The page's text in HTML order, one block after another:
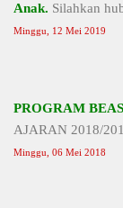
Anak. Silahkan
Minggu, 12 Mei 2019
PROGRAM
AJARAN 2018/
Minggu, 06 Mei 2018